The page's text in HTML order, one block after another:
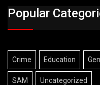
Popular
Crime Education
SAM Uncategorized